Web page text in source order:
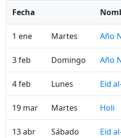
Fecha
1 ene Martes Año
3 feb Domingo Año
4 feb Lunes Eid
19 mar Martes Holi
13 abr Sábado Eid